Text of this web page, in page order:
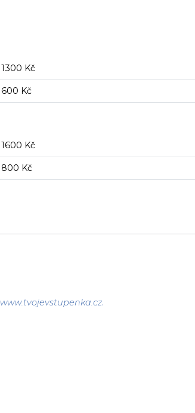
1300 Kč
600 Kč
1600 Kč
800 Kč
www.tvojevstupenka.cz.